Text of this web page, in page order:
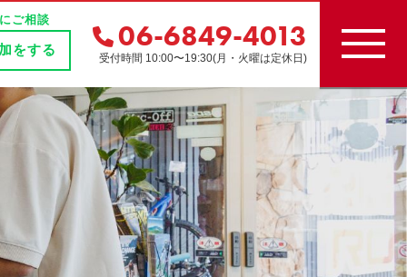
ご相談
をする 06-6849-4013
受付時間 10:00〜19:30(月・火曜は定休日)